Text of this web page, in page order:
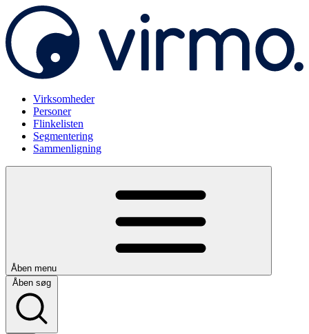
Virksomheder
Personer
Flinkelisten
Segmentering
Sammenligning
Åben menu
Åben søg